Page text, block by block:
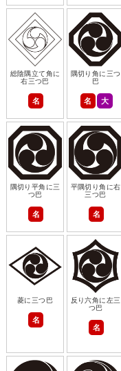
総陰隅立て角に
右三つ巴
名
隅切り角に三つ
巴
名 大
隅切り平角に三
つ巴
名
平隅切り角に右
三つ巴
名
菱に三つ巴
名
反り六角に左三
つ巴
名